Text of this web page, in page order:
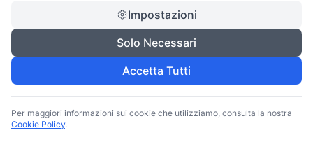
Impostazioni
Solo Necessari
Accetta Tutti
Per maggiori informazioni sui cookie che utilizziamo, consulta la nostra
Cookie Policy.